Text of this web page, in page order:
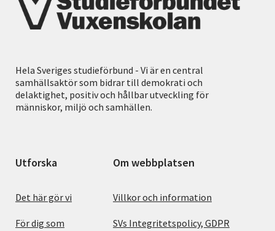
Hela Sveriges studieförbund - Vi är en central
samhällsaktör som bidrar till demokrati och
delaktighet, positiv och hållbar utveckling för
människor, miljö och samhällen.
Utforska
Det här gör vi
För dig som
Om webbplatsen
Villkor och information
SVs Integritetspolicy, GDPR